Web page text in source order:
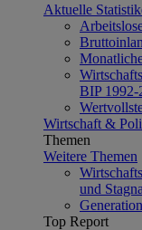
Aktuelle
BIP 1992-
Wirtschaft &
Themen
Weitere Themen
und
Top Report